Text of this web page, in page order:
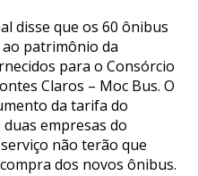
disse que os 60 ônibus
patrimônio da
para o Consórcio
Claros – Moc Bus. O
da tarifa do
empresas do
não terão que
dos novos ônibus.